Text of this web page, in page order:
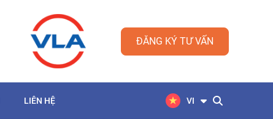
ĐĂNG KÝ TƯ VẤN
LIÊN HỆ VI